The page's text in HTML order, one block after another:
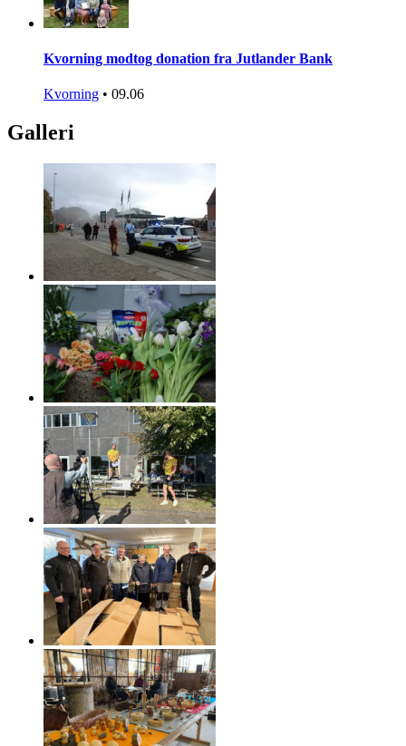
Kvorning modtog donation fra Jutlander Bank
Kvorning • 09.06
Galleri